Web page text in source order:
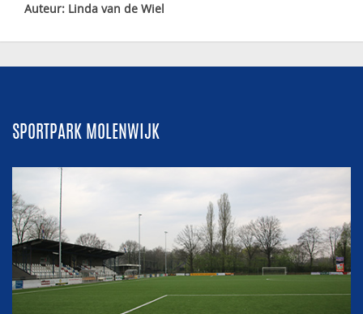
Auteur: Linda van de Wiel
SPORTPARK MOLENWIJK